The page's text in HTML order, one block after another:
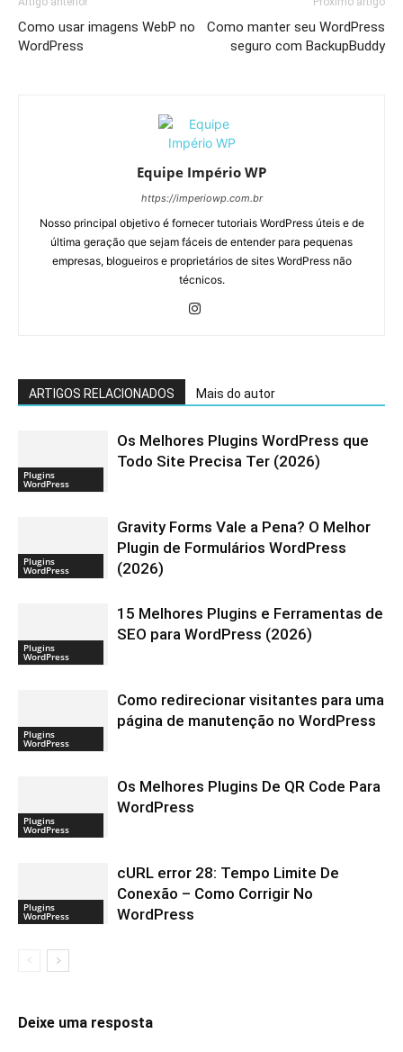
Como usar imagens WebP no
WordPress
Como manter seu WordPress
seguro com BackupBuddy
Equipe Império WP
https://imperiowp.com.br
Nosso principal objetivo é fornecer tutoriais WordPress úteis e de
última geração que sejam fáceis de entender para pequenas
empresas, blogueiros e proprietários de sites WordPress não
técnicos.
ARTIGOS RELACIONADOS Mais do autor
Plugins
WordPress
Os Melhores Plugins WordPress que
Todo Site Precisa Ter (2026)
Plugins
WordPress
Gravity Forms Vale a Pena? O Melhor
Plugin de Formulários WordPress
(2026)
Plugins
WordPress
15 Melhores Plugins e Ferramentas de
SEO para WordPress (2026)
Plugins
WordPress
Como redirecionar visitantes para uma
página de manutenção no WordPress
Plugins
WordPress
Os Melhores Plugins De QR Code Para
WordPress
Plugins
WordPress
cURL error 28: Tempo Limite De
Conexão – Como Corrigir No
WordPress
Deixe uma resposta